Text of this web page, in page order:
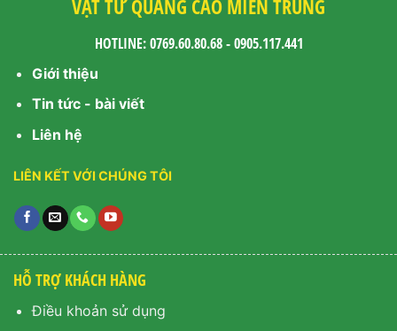
VẬT TƯ QUẢNG CÁO MIỀN TRUNG
HOTLINE: 0769.60.80.68 - 0905.117.441
Giới thiệu
Tin tức - bài viết
Liên hệ
LIÊN KẾT VỚI CHÚNG TÔI
HỖ TRỢ KHÁCH HÀNG
Điều khoản sử dụng